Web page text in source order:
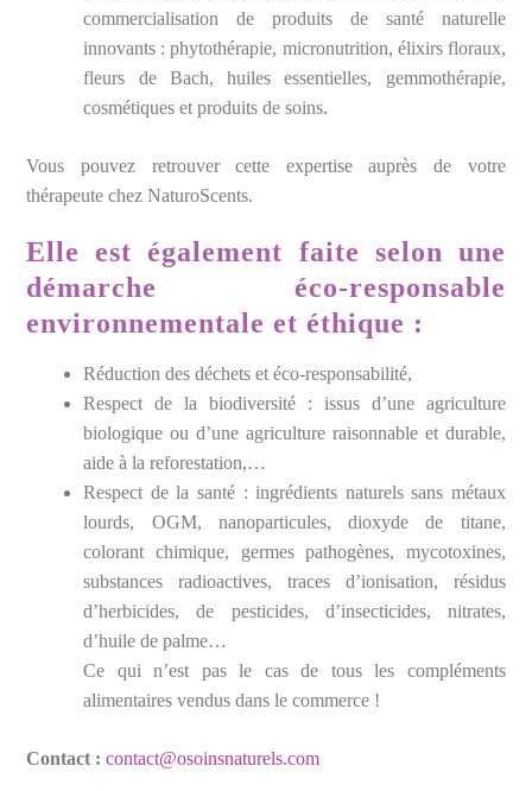
commercialisation de produits de santé naturelle
innovants : phytothérapie, micronutrition, élixirs floraux,
fleurs de Bach, huiles essentielles, gemmothérapie,
cosmétiques et produits de soins.
Vous pouvez retrouver cette expertise auprès de votre
thérapeute chez NaturoScents.
Elle est également faite selon une
démarche éco-responsable
environnementale et éthique :
Réduction des déchets et éco-responsabilité,
Respect de la biodiversité : issus d’une agriculture
biologique ou d’une agriculture raisonnable et durable,
aide à la reforestation,…
Respect de la santé : ingrédients naturels sans métaux
lourds, OGM, nanoparticules, dioxyde de titane,
colorant chimique, germes pathogènes, mycotoxines,
substances radioactives, traces d’ionisation, résidus
d’herbicides, de pesticides, d’insecticides, nitrates,
d’huile de palme…
Ce qui n’est pas le cas de tous les compléments
alimentaires vendus dans le commerce !
Contact : contact@osoinsnaturels.com